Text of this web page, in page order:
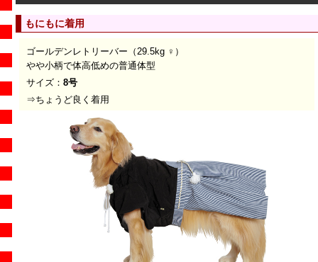
もにもに着用
ゴールデンレトリーバー（29.5kg ♀ ）
やや小柄で体高低めの普通体型
サイズ： 8号
⇒ちょうど良く着用